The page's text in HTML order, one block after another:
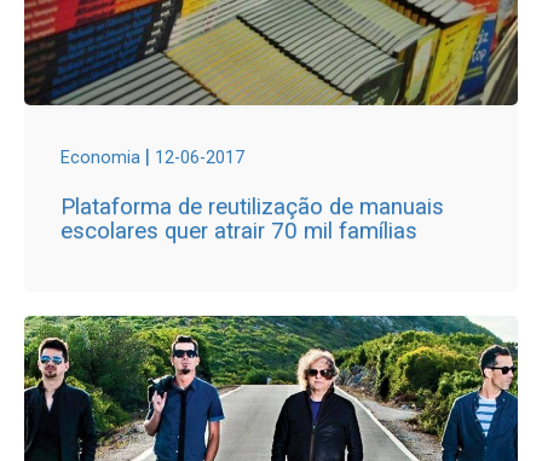
Economia | 12-06-2017
Plataforma de reutilização de manuais
escolares quer atrair 70 mil famílias